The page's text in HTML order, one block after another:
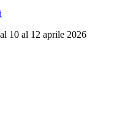
10 al 12 aprile 2026